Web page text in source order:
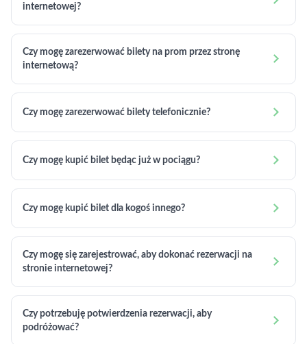
internetowej?
Czy mogę zarezerwować bilety na prom przez stronę
internetową?

Czy mogę zarezerwować bilety telefonicznie? 
Czy mogę kupić bilet będąc już w pociągu? 
Czy mogę kupić bilet dla kogoś innego? 
Czy mogę się zarejestrować, aby dokonać rezerwacji na
stronie internetowej?

Czy potrzebuję potwierdzenia rezerwacji, aby
podróżować?
